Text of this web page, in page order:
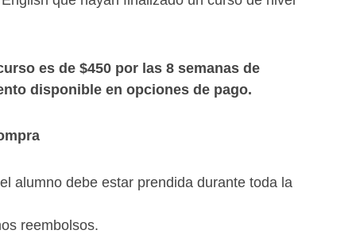
es de $450 por las 8 semanas de
disponible en opciones de pago.
alumno debe estar prendida durante toda la
reembolsos.